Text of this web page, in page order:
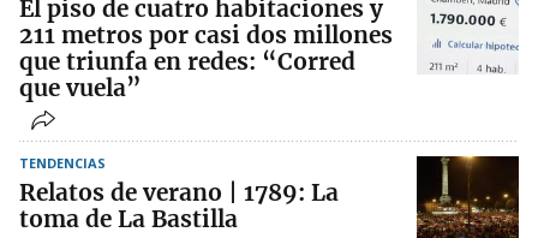
El piso de cuatro habitaciones y
211 metros por casi dos millones
que triunfa en redes: “Corred
que vuela”
TENDENCIAS
Relatos de verano | 1789: La
toma de La Bastilla